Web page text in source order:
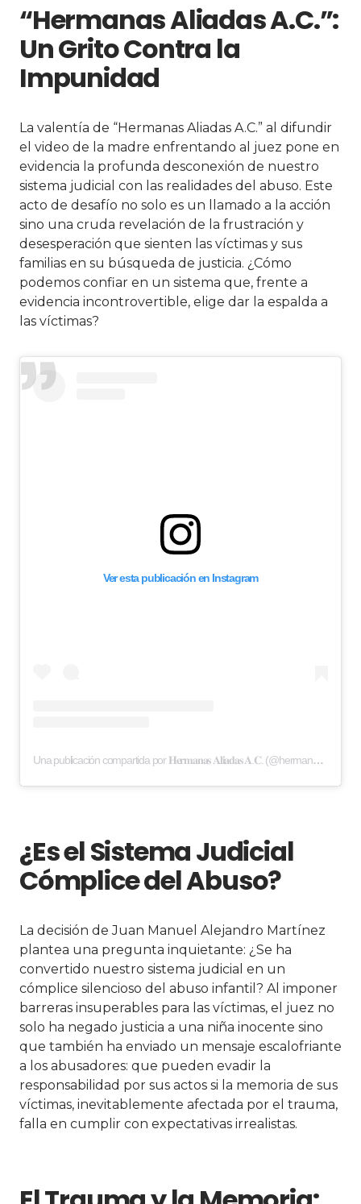
“Hermanas Aliadas A.C.”:
Un Grito Contra la
Impunidad
La valentía de “Hermanas Aliadas A.C.” al difundir
el video de la madre enfrentando al juez pone en
evidencia la profunda desconexión de nuestro
sistema judicial con las realidades del abuso. Este
acto de desafío no solo es un llamado a la acción
sino una cruda revelación de la frustración y
desesperación que sienten las víctimas y sus
familias en su búsqueda de justicia. ¿Cómo
podemos confiar en un sistema que, frente a
evidencia incontrovertible, elige dar la espalda a
las víctimas?
Ver esta publicación en Instagram
Una publicación compartida por 𝐇𝐞𝐫𝐦𝐚𝐧𝐚𝐬 𝐀𝐥𝐢𝐚𝐝𝐚𝐬 𝐀.𝐂. (@hermanasaliadas)
¿Es el Sistema Judicial
Cómplice del Abuso?
La decisión de Juan Manuel Alejandro Martínez
plantea una pregunta inquietante: ¿Se ha
convertido nuestro sistema judicial en un
cómplice silencioso del abuso infantil? Al imponer
barreras insuperables para las víctimas, el juez no
solo ha negado justicia a una niña inocente sino
que también ha enviado un mensaje escalofriante
a los abusadores: que pueden evadir la
responsabilidad por sus actos si la memoria de sus
víctimas, inevitablemente afectada por el trauma,
falla en cumplir con expectativas irrealistas.